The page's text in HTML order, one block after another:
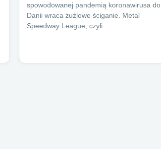
spowodowanej pandemią koronawirusa do
Danii wraca żużlowe ściganie. Metal
Speedway League, czyli…